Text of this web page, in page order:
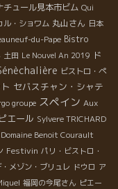
チュール見本市ビム Qui
ル・ショワム 丸山さん 日本
du-Pape Bistro
土田 Le Nouvel An 2019 ド
ビストロ・ペ
セバスチャン・シャテ
groupe スペイン Aux
エール Sylvere TRICHARD
Domaine Benoit Courault
Festivin パリ・ビストロ・
メゾン・ブリュレ ドウロ ア
福岡の今尾さん ピエー